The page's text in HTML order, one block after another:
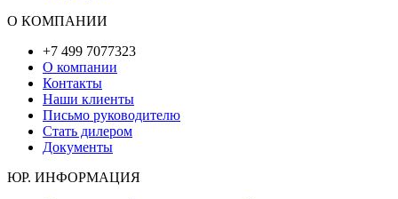
О КОМПАНИИ
+7 499 7077323
О компании
Контакты
Наши клиенты
Письмо руководителю
Стать дилером
Документы
ЮР. ИНФОРМАЦИЯ